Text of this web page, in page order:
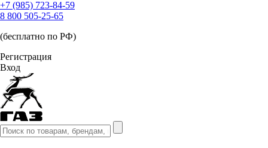
+7 (985) 723-84-59
8 800 505-25-65
(бесплатно по РФ)
Регистрация
Вход